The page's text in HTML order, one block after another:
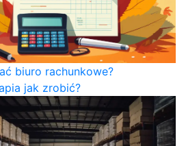
biuro rachunkowe?
jak zrobić?